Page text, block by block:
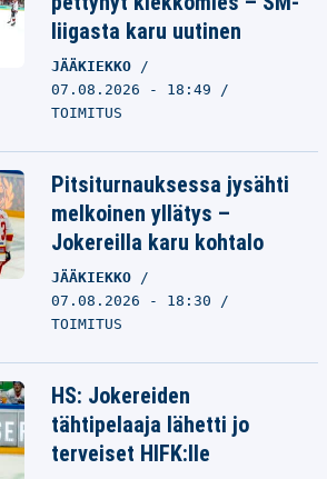
liigasta karu uutinen
JÄÄKIEKKO
07.08.2026 - 18:49
TOIMITUS
Pitsiturnauksessa jysähti
melkoinen yllätys –
Jokereilla karu kohtalo
JÄÄKIEKKO
07.08.2026 - 18:30
TOIMITUS
HS: Jokereiden
tähtipelaaja lähetti jo
terveiset HIFK:lle